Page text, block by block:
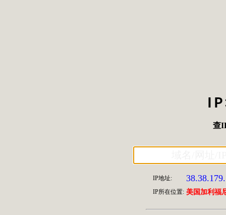
查
IP地址:
IP所在位置: 美国加利福